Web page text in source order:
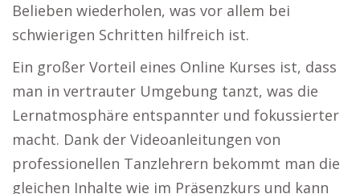
Belieben wiederholen, was vor allem bei
schwierigen Schritten hilfreich ist.
Ein großer Vorteil eines Online Kurses ist, dass
man in vertrauter Umgebung tanzt, was die
Lernatmosphäre entspannter und fokussierter
macht. Dank der Videoanleitungen von
professionellen Tanzlehrern bekommt man die
gleichen Inhalte wie im Präsenzkurs und kann